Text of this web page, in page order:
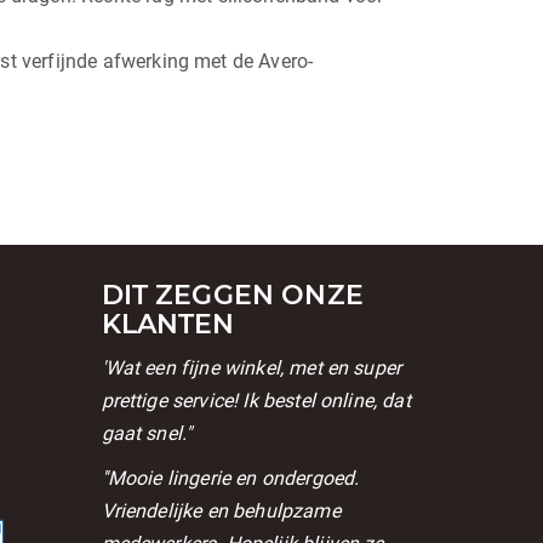
verfijnde afwerking met de Avero-
DIT ZEGGEN ONZE
KLANTEN
'Wat een fijne winkel, met en super
prettige service! Ik bestel online, dat
gaat snel."
''Mooie lingerie en ondergoed.
Vriendelijke en behulpzame